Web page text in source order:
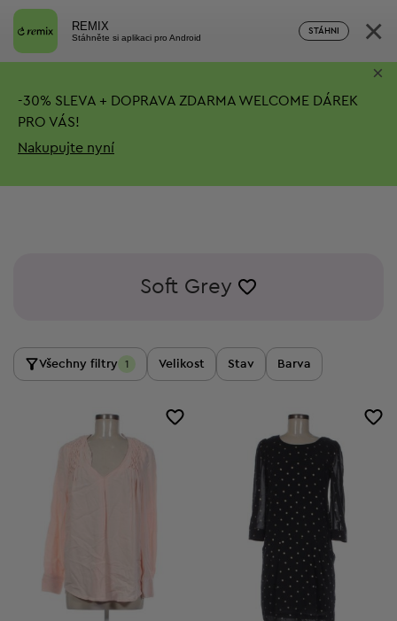
REMIX
Stáhněte si aplikaci pro Android
STÁHNI ×
-30% SLEVA + DOPRAVA ZDARMA WELCOME DÁREK
PRO VÁS!
Nakupujte nyní
×
Soft Grey
Všechny filtry 1 Velikost Stav Barva